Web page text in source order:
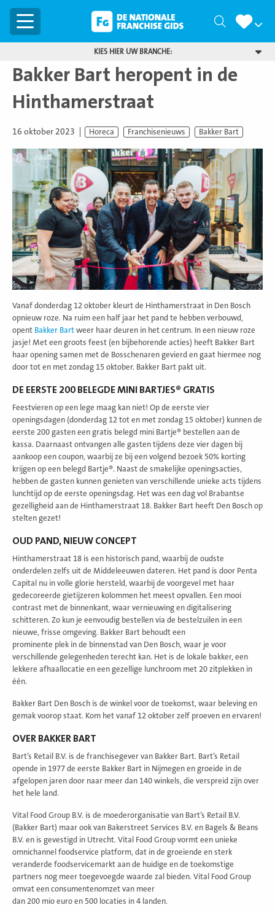
Menu Zoeken
KIES HIER UW BRANCHE:
Bakker Bart heropent in de
Hinthamerstraat
16 oktober 2023 Horeca Franchisenieuws Bakker Bart
Vanaf donderdag 12 oktober kleurt de Hinthamerstraat in Den Bosch
opnieuw roze. Na ruim een half jaar het pand te hebben verbouwd,
opent Bakker Bart weer haar deuren in het centrum. In een nieuw roze
jasje! Met een groots feest (en bijbehorende acties) heeft Bakker Bart
haar opening samen met de Bosschenaren gevierd en gaat hiermee nog
door tot en met zondag 15 oktober. Bakker Bart pakt uit.
DE EERSTE 200 BELEGDE MINI BARTJES® GRATIS
Feestvieren op een lege maag kan niet! Op de eerste vier
openingsdagen (donderdag 12 tot en met zondag 15 oktober) kunnen de
eerste 200 gasten een gratis belegd mini Bartje® bestellen aan de
kassa. Daarnaast ontvangen alle gasten tijdens deze vier dagen bij
aankoop een coupon, waarbij ze bij een volgend bezoek 50% korting
krijgen op een belegd Bartje®. Naast de smakelijke openingsacties,
hebben de gasten kunnen genieten van verschillende unieke acts tijdens
lunchtijd op de eerste openingsdag. Het was een dag vol Brabantse
gezelligheid aan de Hinthamerstraat 18. Bakker Bart heeft Den Bosch op
stelten gezet!
OUD PAND, NIEUW CONCEPT
Hinthamerstraat 18 is een historisch pand, waarbij de oudste
onderdelen zelfs uit de Middeleeuwen dateren. Het pand is door Penta
Capital nu in volle glorie hersteld, waarbij de voorgevel met haar
gedecoreerde gietijzeren kolommen het meest opvallen. Een mooi
contrast met de binnenkant, waar vernieuwing en digitalisering
schitteren. Zo kun je eenvoudig bestellen via de bestelzuilen in een
nieuwe, frisse omgeving. Bakker Bart behoudt een
prominente plek in de binnenstad van Den Bosch, waar je voor
verschillende gelegenheden terecht kan. Het is de lokale bakker, een
lekkere afhaallocatie en een gezellige lunchroom met 20 zitplekken in
één.
Bakker Bart Den Bosch is de winkel voor de toekomst, waar beleving en
gemak voorop staat. Kom het vanaf 12 oktober zelf proeven en ervaren!
OVER BAKKER BART
Bart’s Retail B.V. is de franchisegever van Bakker Bart. Bart’s Retail
opende in 1977 de eerste Bakker Bart in Nijmegen en groeide in de
afgelopen jaren door naar meer dan 140 winkels, die verspreid zijn over
het hele land.
Vital Food Group B.V. is de moederorganisatie van Bart’s Retail B.V.
(Bakker Bart) maar ook van Bakerstreet Services B.V. en Bagels & Beans
B.V. en is gevestigd in Utrecht. Vital Food Group vormt een unieke
omnichannel foodservice platform, dat in de groeiende en sterk
veranderde foodservicemarkt aan de huidige en de toekomstige
partners nog meer toegevoegde waarde zal bieden. Vital Food Group
omvat een consumentenomzet van meer
dan 200 mio euro en 500 locaties in 4 landen.